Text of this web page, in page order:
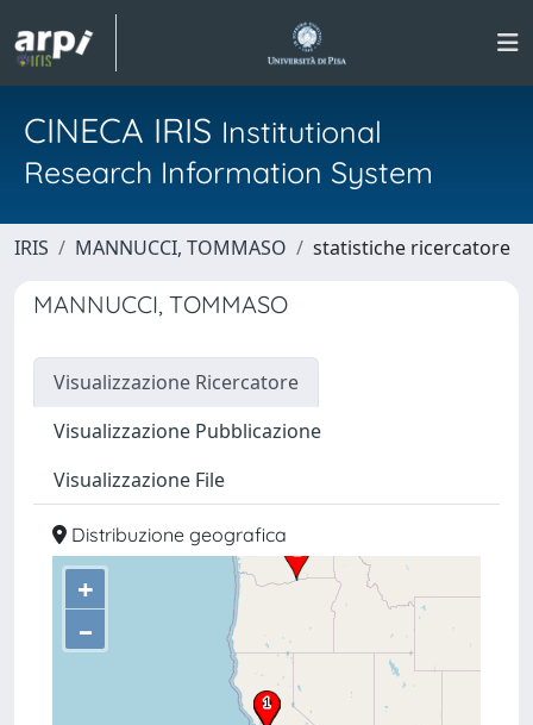
CINECA IRIS Institutional
Research Information System
IRIS MANNUCCI, TOMMASO statistiche ricercatore
MANNUCCI, TOMMASO
Visualizzazione Ricercatore
Visualizzazione Pubblicazione
Visualizzazione File
Distribuzione geografica
+
–